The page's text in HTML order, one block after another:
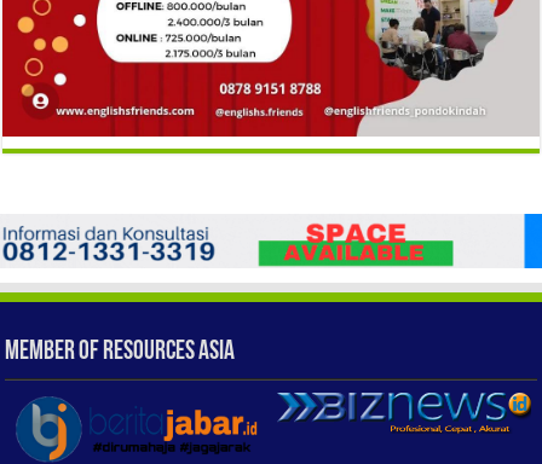
Member of Resources Asia